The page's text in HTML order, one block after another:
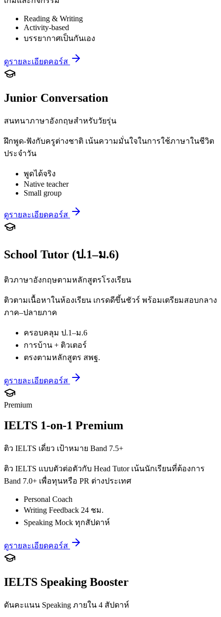
Reading & Writing
Activity-based
บรรยากาศเป็นกันเอง
ดูรายละเอียดคอร์ส
Junior Conversation
สนทนาภาษาอังกฤษสำหรับวัยรุ่น
ฝึกพูด-ฟังกับครูต่างชาติ เน้นความมั่นใจในการใช้ภาษาในชีวิต
ประจำวัน
พูดได้จริง
Native teacher
Small group
ดูรายละเอียดคอร์ส
School Tutor (ป.1–ม.6)
ติวภาษาอังกฤษตามหลักสูตรโรงเรียน
ติวตามเนื้อหาในห้องเรียน เกรดดีขึ้นชัวร์ พร้อมเตรียมสอบกลาง
ภาค–ปลายภาค
ครอบคลุม ป.1–ม.6
การบ้าน + ติวเตอร์
ตรงตามหลักสูตร สพฐ.
ดูรายละเอียดคอร์ส
Premium
IELTS 1-on-1 Premium
ติว IELTS เดี่ยว เป้าหมาย Band 7.5+
ติว IELTS แบบตัวต่อตัวกับ Head Tutor เน้นนักเรียนที่ต้องการ
Band 7.0+ เพื่อทุนหรือ PR ต่างประเทศ
Personal Coach
Writing Feedback 24 ชม.
Speaking Mock ทุกสัปดาห์
ดูรายละเอียดคอร์ส
IELTS Speaking Booster
ดันคะแนน Speaking ภายใน 4 สัปดาห์